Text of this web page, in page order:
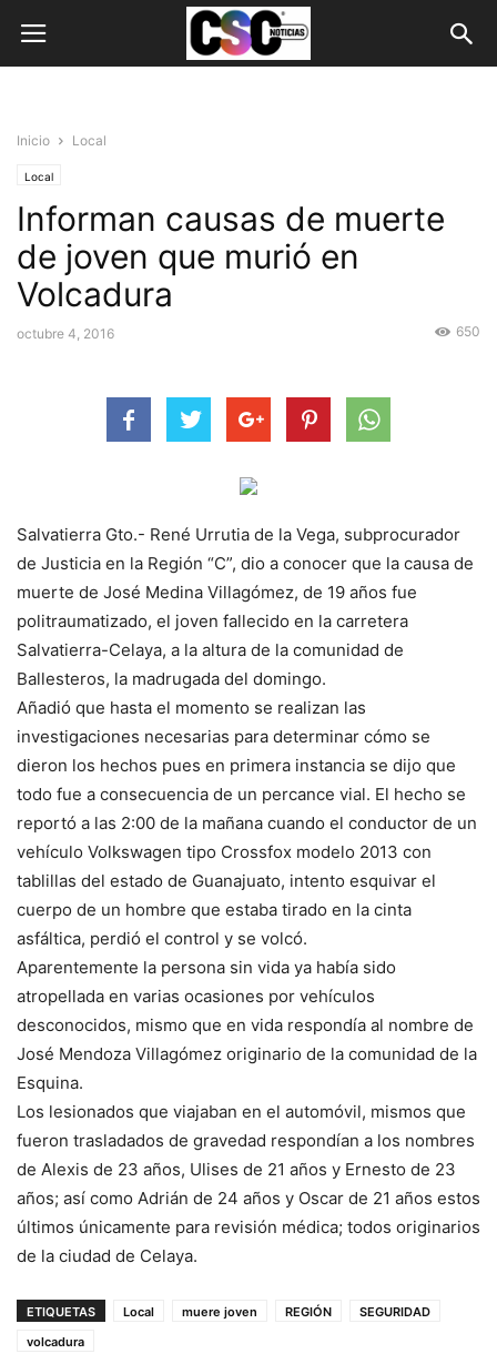
Inicio Local
Local
Informan causas de muerte
de joven que murió en
Volcadura
octubre 4, 2016 650
Salvatierra Gto.- René Urrutia de la Vega, subprocurador
de Justicia en la Región “C”, dio a conocer que la causa de
muerte de José Medina Villagómez, de 19 años fue
politraumatizado, el joven fallecido en la carretera
Salvatierra-Celaya, a la altura de la comunidad de
Ballesteros, la madrugada del domingo.
Añadió que hasta el momento se realizan las
investigaciones necesarias para determinar cómo se
dieron los hechos pues en primera instancia se dijo que
todo fue a consecuencia de un percance vial. El hecho se
reportó a las 2:00 de la mañana cuando el conductor de un
vehículo Volkswagen tipo Crossfox modelo 2013 con
tablillas del estado de Guanajuato, intento esquivar el
cuerpo de un hombre que estaba tirado en la cinta
asfáltica, perdió el control y se volcó.
Aparentemente la persona sin vida ya había sido
atropellada en varias ocasiones por vehículos
desconocidos, mismo que en vida respondía al nombre de
José Mendoza Villagómez originario de la comunidad de la
Esquina.
Los lesionados que viajaban en el automóvil, mismos que
fueron trasladados de gravedad respondían a los nombres
de Alexis de 23 años, Ulises de 21 años y Ernesto de 23
años; así como Adrián de 24 años y Oscar de 21 años estos
últimos únicamente para revisión médica; todos originarios
de la ciudad de Celaya.
ETIQUETAS Local muere joven REGIÓN
SEGURIDAD
volcadura